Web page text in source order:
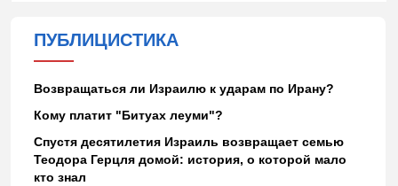
ПУБЛИЦИСТИКА
Возвращаться ли Израилю к ударам по Ирану?
Кому платит "Битуах леуми"?
Спустя десятилетия Израиль возвращает семью
Теодора Герцля домой: история, о которой мало
кто знал